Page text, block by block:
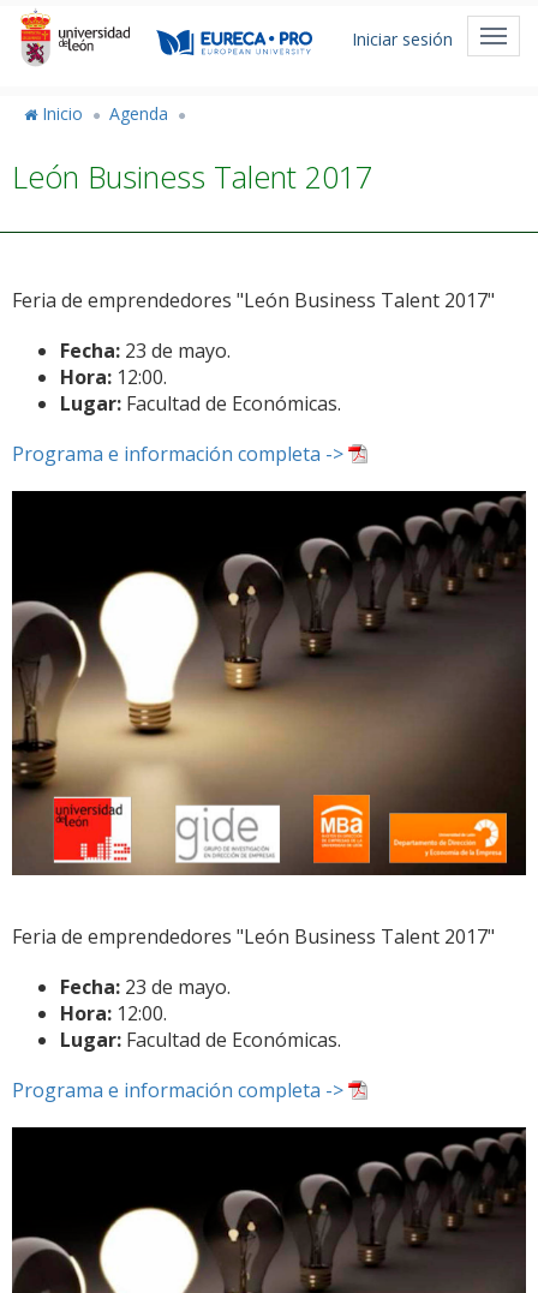
Pasar
contenido
Menú
usuario
Iniciar sesión
Inicio Agenda
León Business Talent 2017
Feria de emprendedores "León Business Talent 2017"
Fecha: 23 de mayo.
Hora: 12:00.
Lugar: Facultad de Económicas.
Programa e información completa ->
Feria de emprendedores "León Business Talent 2017"
Fecha: 23 de mayo.
Hora: 12:00.
Lugar: Facultad de Económicas.
Programa e información completa ->